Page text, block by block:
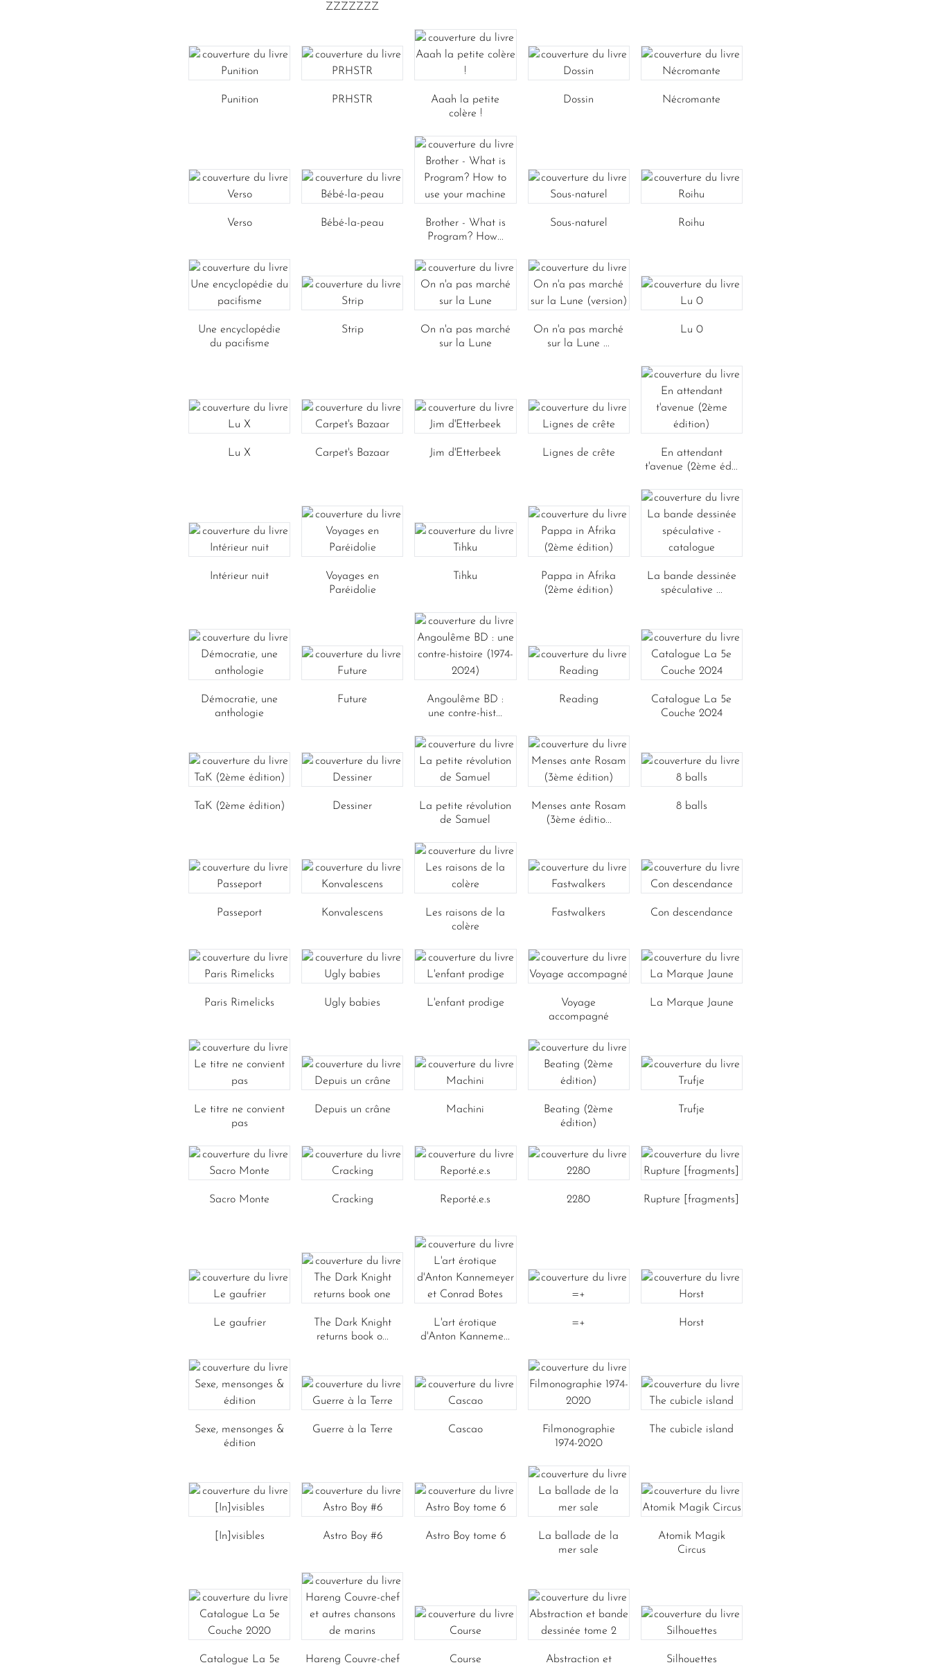
ZZZZZZZ
Punition PRHSTR
Aaah la petite
colère !
Dossin Nécromante
Verso Bébé-la-peau
Brother - What is
Program? How...
Sous-naturel Roihu
Une encyclopédie
du pacifisme
Strip
On n'a pas marché
sur la Lune
On n'a pas marché
sur la Lune ...
Lu 0
Lu X Carpet's Bazaar Jim d'Etterbeek Lignes de crête
En attendant
t'avenue (2ème éd...
Intérieur nuit
Voyages en
Paréidolie
Tihku
Pappa in Afrika
(2ème édition)
La bande dessinée
spéculative ...
Démocratie, une
anthologie
Future
Angoulême BD :
une contre-hist...
Reading
Catalogue La 5e
Couche 2024
TaK (2ème édition) Dessiner
La petite révolution
de Samuel
Menses ante Rosam
(3ème éditio...
8 balls
Passeport Konvalescens
Les raisons de la
colère
Fastwalkers Con descendance
Paris Rimelicks Ugly babies L'enfant prodige
Voyage
accompagné
La Marque Jaune
Le titre ne convient
pas
Depuis un crâne Machini
Beating (2ème
édition)
Trufje
Sacro Monte Cracking Reporté.e.s 2280 Rupture [fragments]
Le gaufrier
The Dark Knight
returns book o...
L'art érotique
d'Anton Kanneme...
=+ Horst
Sexe, mensonges &
édition
Guerre à la Terre Cascao
Filmonographie
1974-2020
The cubicle island
[In]visibles Astro Boy #6 Astro Boy tome 6
La ballade de la
mer sale
Atomik Magik
Circus
Catalogue La 5e Hareng Couvre-chef Course Abstraction et Silhouettes